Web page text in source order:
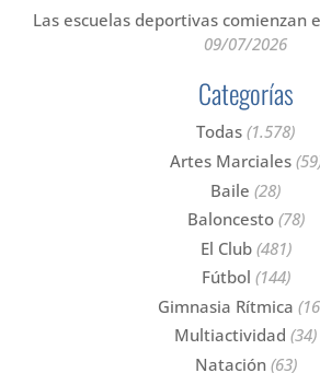
Las escuelas deportivas comienzan
09/07/2026
Categorías
Todas (1.578)
Artes Marciales
Baile (28)
Baloncesto(78)
El Club(481)
Fútbol (144)
Gimnasia Rítmica
Multiactividad (34)
Natación(63)